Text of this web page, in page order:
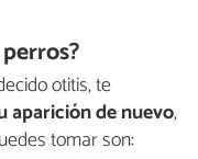
otitis, te
aparición de nuevo,
tomar son: